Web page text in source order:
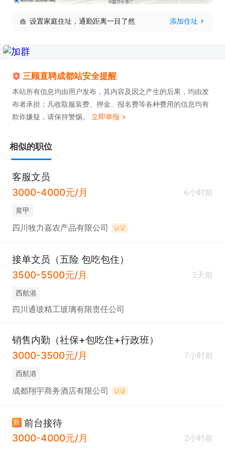
设置家庭住址，通勤距离一目了然 添加住址
三顾直聘成都站安全提醒
本站所有信息均由用户发布，其内容及因之产生的后果，均由发
布者承担；凡收取服装费、押金、报名费等各种费用的信息均有
欺诈嫌疑，请保持警惕。 立即举报 >
相似的职位
客服文员
3000-4000元/月
6小时前
黄甲
四川牧力嘉农产品有限公司 认证
接单文员（五险 包吃包住）
3500-5500元/月
2天前
西航港
四川通玻精工玻璃有限责任公司
销售内勤（社保+包吃住+行政班）
3000-3500元/月
7小时前
西航港
成都翔宇商务酒店有限公司 认证
新 前台接待
3000-4000元/月
2小时前